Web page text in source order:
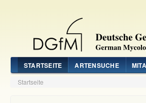
STARTSEITE ARTENSUCHE
Startseite